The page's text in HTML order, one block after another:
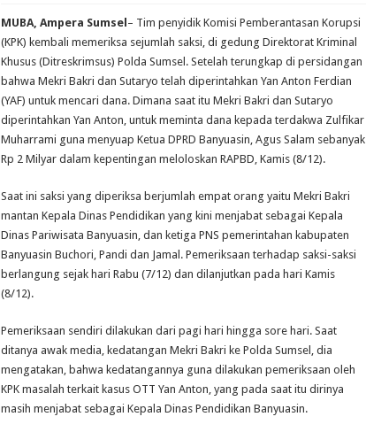
MUBA, Ampera Sumsel – Tim penyidik Komisi Pemberantasan Korupsi
(KPK) kembali memeriksa sejumlah saksi, di gedung Direktorat Kriminal
Khusus (Ditreskrimsus) Polda Sumsel. Setelah terungkap di persidangan
bahwa Mekri Bakri dan Sutaryo telah diperintahkan Yan Anton Ferdian
(YAF) untuk mencari dana. Dimana saat itu Mekri Bakri dan Sutaryo
diperintahkan Yan Anton, untuk meminta dana kepada terdakwa Zulfikar
Muharrami guna menyuap Ketua DPRD Banyuasin, Agus Salam sebanyak
Rp 2 Milyar dalam kepentingan meloloskan RAPBD, Kamis (8/12).
Saat ini saksi yang diperiksa berjumlah empat orang yaitu Mekri Bakri
mantan Kepala Dinas Pendidikan yang kini menjabat sebagai Kepala
Dinas Pariwisata Banyuasin, dan ketiga PNS pemerintahan kabupaten
Banyuasin Buchori, Pandi dan Jamal. Pemeriksaan terhadap saksi-saksi
berlangung sejak hari Rabu (7/12) dan dilanjutkan pada hari Kamis
(8/12).
Pemeriksaan sendiri dilakukan dari pagi hari hingga sore hari. Saat
ditanya awak media, kedatangan Mekri Bakri ke Polda Sumsel, dia
mengatakan, bahwa kedatangannya guna dilakukan pemeriksaan oleh
KPK masalah terkait kasus OTT Yan Anton, yang pada saat itu dirinya
masih menjabat sebagai Kepala Dinas Pendidikan Banyuasin.